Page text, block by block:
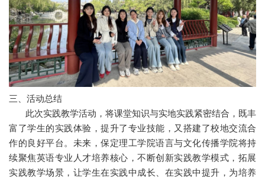
三、活动总结
此次实践教学活动，将课堂知识与实地实践紧密结合，既丰
富了学生的实践体验，提升了专业技能，又搭建了校地交流合
作的良好平台。未来，保定理工学院语言与文化传播学院将持
续聚焦英语专业人才培养核心，不断创新实践教学模式，拓展
实践教学场景，让学生在实践中成长、在实践中提升，为培养